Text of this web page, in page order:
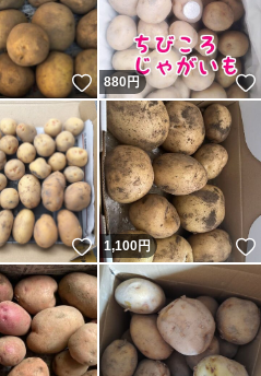
いいね！
880円
いいね！
1,100円